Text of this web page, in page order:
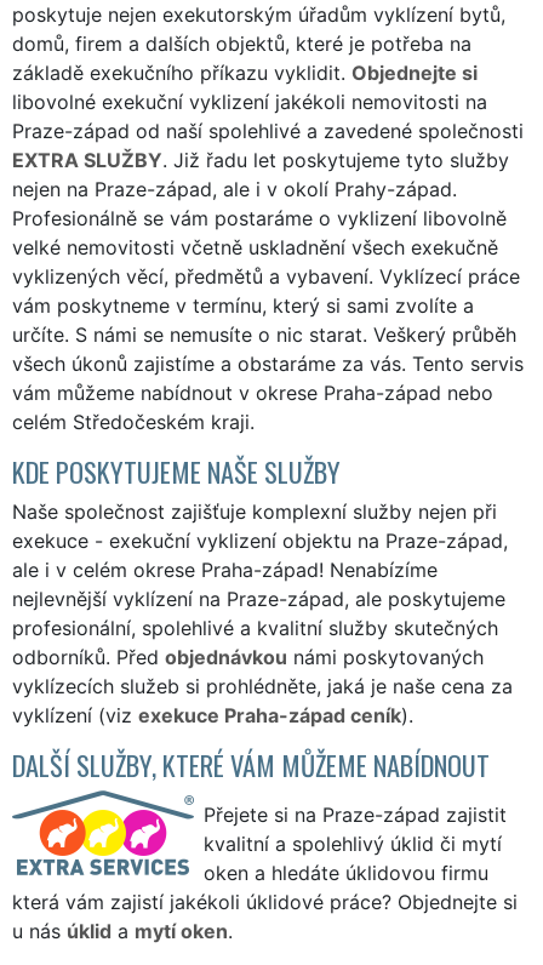
poskytuje nejen exekutorským úřadům vyklízení bytů,
domů, firem a dalších objektů, které je potřeba na
základě exekučního příkazu vyklidit. Objednejte si
libovolné exekuční vyklizení jakékoli nemovitosti na
Praze-západ od naší spolehlivé a zavedené společnosti
EXTRA SLUŽBY. Již řadu let poskytujeme tyto služby
nejen na Praze-západ, ale i v okolí Prahy-západ.
Profesionálně se vám postaráme o vyklizení libovolně
velké nemovitosti včetně uskladnění všech exekučně
vyklizených věcí, předmětů a vybavení. Vyklízecí práce
vám poskytneme v termínu, který si sami zvolíte a
určíte. S námi se nemusíte o nic starat. Veškerý průběh
všech úkonů zajistíme a obstaráme za vás. Tento servis
vám můžeme nabídnout v okrese Praha-západ nebo
celém Středočeském kraji.
KDE POSKYTUJEME NAŠE SLUŽBY
Naše společnost zajišťuje komplexní služby nejen při
exekuce - exekuční vyklizení objektu na Praze-západ,
ale i v celém okrese Praha-západ! Nenabízíme
nejlevnější vyklízení na Praze-západ, ale poskytujeme
profesionální, spolehlivé a kvalitní služby skutečných
odborníků. Před objednávkou námi poskytovaných
vyklízecích služeb si prohlédněte, jaká je naše cena za
vyklízení (viz exekuce Praha-západ ceník).
DALŠÍ SLUŽBY, KTERÉ VÁM MŮŽEME NABÍDNOUT
Přejete si na Praze-západ zajistit
kvalitní a spolehlivý úklid či mytí
oken a hledáte úklidovou firmu
která vám zajistí jakékoli úklidové práce? Objednejte si
u nás úklid a mytí oken.